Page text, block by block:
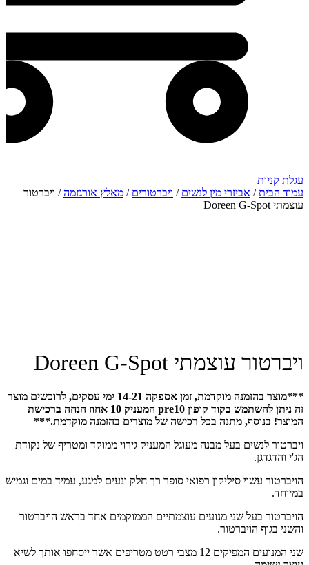
עגלת קניות
עמוד הבית/ אביזרי מין לנשים / ויברטורים / מאלץ אורגזמה/ ויברטור
עוצמתי Doreen G-Spot
ויברטור עוצמתי Doreen G-Spot
***מוצר בהזמנה מוקדמת, זמן אספקה 14-21 ימי עסקים, לרוכשים מוצר
זה ניתן להשתמש בקוד קופון pre10 המעניק 10 אחוז הנחה ברכישת
המוצר! בנוסף, מתנה בכל רכישה של מוצרים בהזמנה מוקדמת.***
ויברטור לנשים בעל מבנה מעוגל המעניק גירוי ממוקד ומטריף של נקודת
הג'י והדגדגן.
הויברטור עשוי סיליקון רפואי סופר רך חלק ונעים למגע, עמיד במים וגמיש
במיוחד.
הויברטור בעל שני מנועים עוצמתיים הממוקמים אחד בראש הויברטור
והשני בגוף הויברטור.
שני המנועים המפיקים 12 מצבי רטט מטריפים אשר ייסחפו אותך לשיא